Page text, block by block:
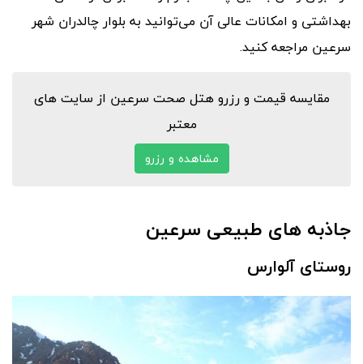
بهداشتی و امکانات عالی آن می‌توانید به بلوار چالدران شهر
سرعین مراجعه کنید.
مقایسه قیمت و رزرو هتل صحت سرعین از سایت های
معتبر
مشاهده و رزرو
جاذبه های طبیعی سرعین
روستای آلوارس